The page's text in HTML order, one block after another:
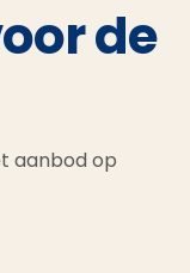
de
aanbod op